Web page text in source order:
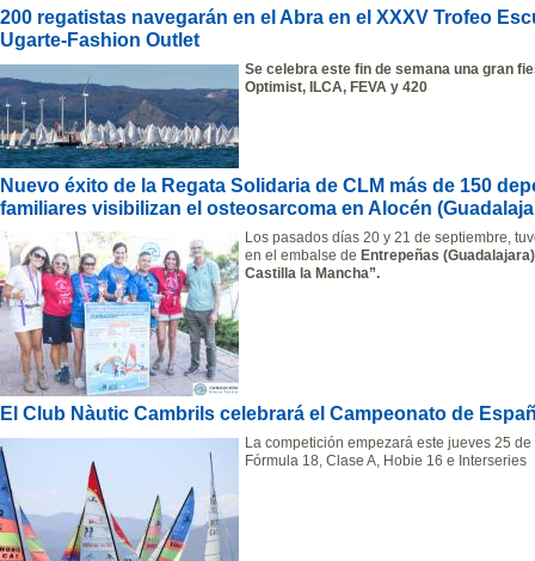
200 regatistas navegarán en el Abra en el XXXV Trofeo
Ugarte-Fashion Outlet
Se celebra este fin de semana una gran
Optimist, ILCA, FEVA y 420
Nuevo éxito de la Regata Solidaria de CLM más de 150
familiares visibilizan el osteosarcoma en Alocén
Los pasados días 20 y 21 de septiembre,
en el embalse de Entrepeñas (Guadalajara)
Castilla la Mancha”.
El Club Nàutic Cambrils celebrará el Campeonato de
La competición empezará este jueves 25
Fórmula 18, Clase A, Hobie 16 e Interseries